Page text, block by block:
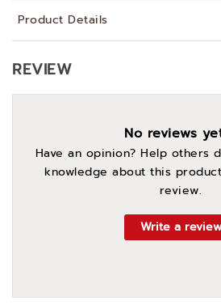
Product Details
REVIEW
No reviews
Have an opinion? Help others
knowledge about this
review.
Write a review